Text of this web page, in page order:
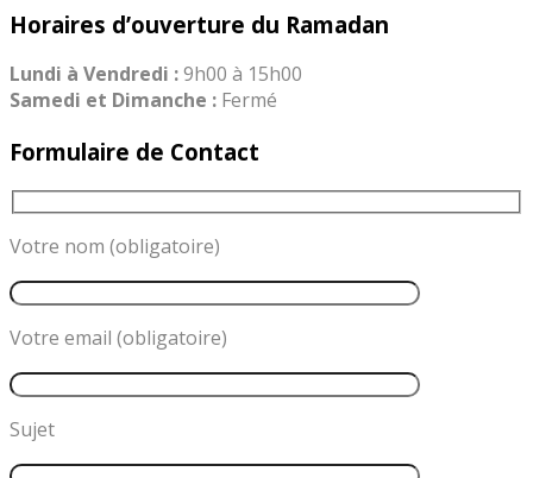
Horaires d’ouverture du Ramadan
Lundi à Vendredi :9h00 à 15h00
Samedi et Dimanche : Fermé
Formulaire de Contact
Votre nom (obligatoire)
Votre email (obligatoire)
Sujet